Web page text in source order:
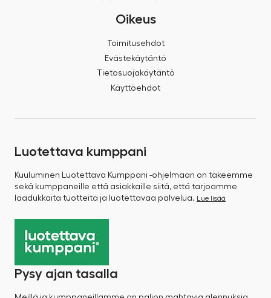
Oikeus
Toimitusehdot
Evästekäytäntö
Tietosuojakäytäntö
Käyttöehdot
Luotettava kumppani
Kuuluminen Luotettava Kumppani -ohjelmaan on takeemme
sekä kumppaneille että asiakkaille siitä, että tarjoamme
laadukkaita tuotteita ja luotettavaa palvelua.
Lue lisää
Pysy ajan tasalla